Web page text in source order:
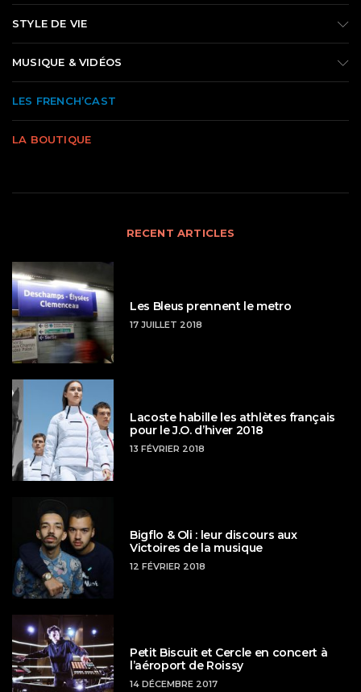
STYLE DE VIE
MUSIQUE & VIDÉOS
LES FRENCH’CAST
LA BOUTIQUE
RECENT ARTICLES
Les Bleus prennent le metro
17 JUILLET 2018
Lacoste habille les athlètes français
pour le J.O. d’hiver 2018
13 FÉVRIER 2018
Bigflo & Oli : leur discours aux
Victoires de la musique
12 FÉVRIER 2018
Petit Biscuit et Cercle en concert à
l’aéroport de Roissy
14 DÉCEMBRE 2017